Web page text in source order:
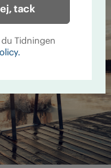
tack
Tidningen